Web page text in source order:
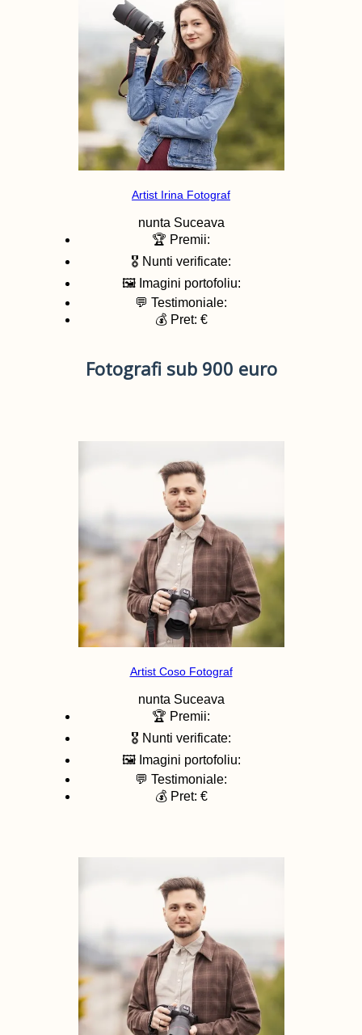
Artist Irina Fotograf
nunta Suceava
🏆 Premii:
🎖️ Nunti verificate:
🖼️ Imagini portofoliu:
💬 Testimoniale:
💰 Pret: €
Fotografi sub 900 euro
Artist Coso Fotograf
nunta Suceava
🏆 Premii:
🎖️ Nunti verificate:
🖼️ Imagini portofoliu:
💬 Testimoniale:
💰 Pret: €